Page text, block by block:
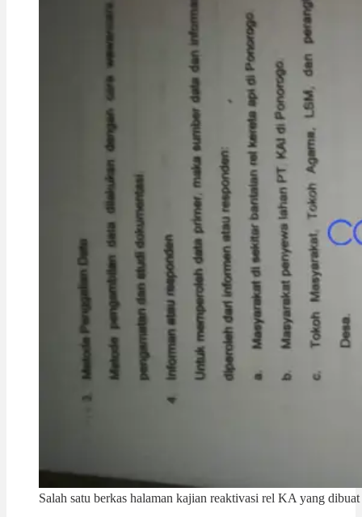
Salah satu berkas halaman kajian reaktivasi rel KA yang